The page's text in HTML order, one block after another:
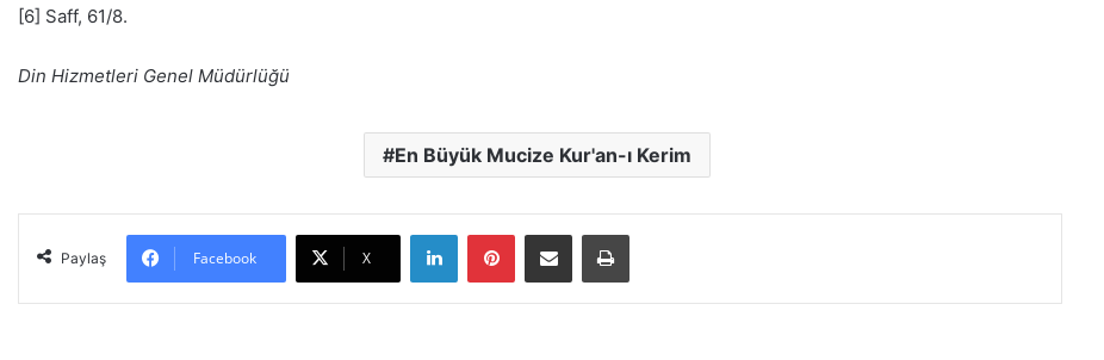
[6] Saff, 61/8.
Din Hizmetleri Genel Müdürlüğü
En Büyük Mucize Kur'an-ı Kerim
Paylaş Facebook X